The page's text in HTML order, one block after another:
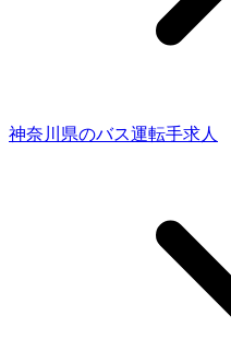
神奈川県のバス運転手求人